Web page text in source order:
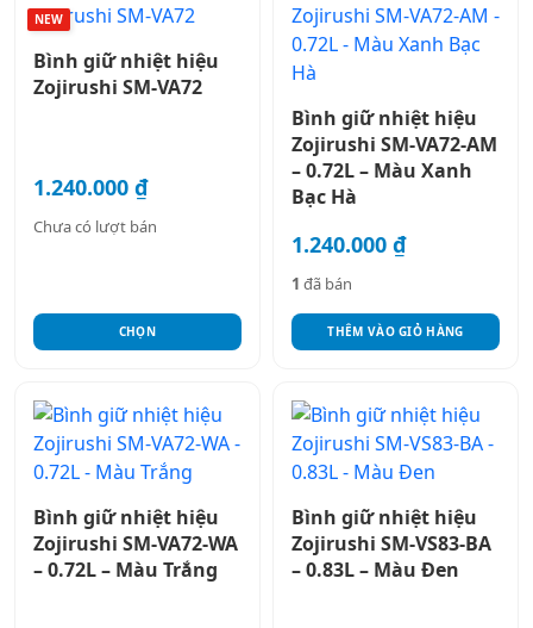
NEW
Bình giữ nhiệt hiệu
Zojirushi SM-VA72
1.240.000 ₫
Chưa có lượt bán
CHỌN
phẩm
có
nhiều
Các
tùy
được
chọn
trang
sản
phẩm
Bình giữ nhiệt hiệu
Zojirushi SM-VA72-AM
– 0.72L – Màu Xanh
Bạc Hà
1.240.000 ₫
1 đã bán
THÊM VÀO GIỎ HÀNG
Bình giữ nhiệt hiệu
Zojirushi SM-VA72-WA
– 0.72L – Màu Trắng
Bình giữ nhiệt hiệu
Zojirushi SM-VS83-BA
– 0.83L – Màu Đen